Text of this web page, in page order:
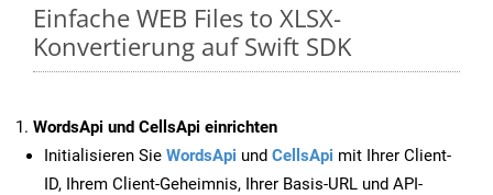
Einfache WEB Files to XLSX-
Konvertierung auf Swift SDK
WordsApi und CellsApi einrichten
Initialisieren Sie WordsApi und CellsApi mit Ihrer Client-
ID, Ihrem Client-Geheimnis, Ihrer Basis-URL und API-